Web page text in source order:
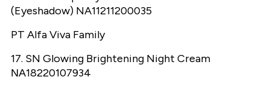
(Eyeshadow) NA11211200035
PT Alfa Viva Family
17. SN Glowing Brightening Night Cream
ΝΑ18220107934